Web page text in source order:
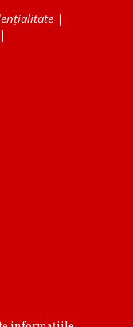
|
|